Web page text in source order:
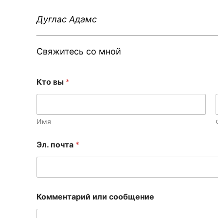
Дуглас Адамс
Свяжитесь со мной
л
.
л
Кто вы *
Имя
Эл. почта *
Комментарий или сообщение